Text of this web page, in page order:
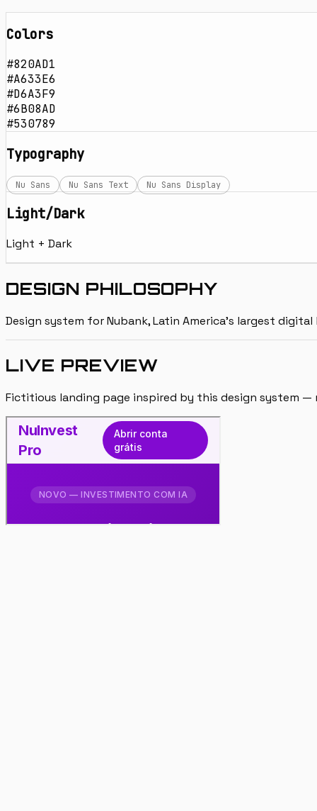
Colors
#820AD1
#A633E6
#D6A3F9
#6B08AD
#530789
Typography
Nu Sans Nu Sans Text Nu Sans Display
Light/Dark
Light + Dark
DESIGN PHILOSOPHY
Design system for Nubank, Latin America's largest
LIVE PREVIEW
Fictitious landing page inspired by this design system